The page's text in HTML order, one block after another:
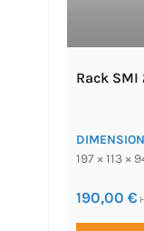
Rack
197 × 113 ×
190,00 €